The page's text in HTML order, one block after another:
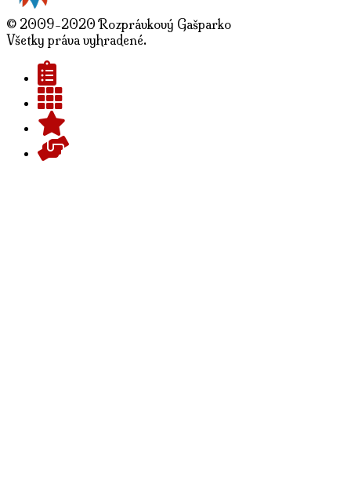
© 2009-2020 Rozprávkový Gašparko
Všetky práva vyhradené.